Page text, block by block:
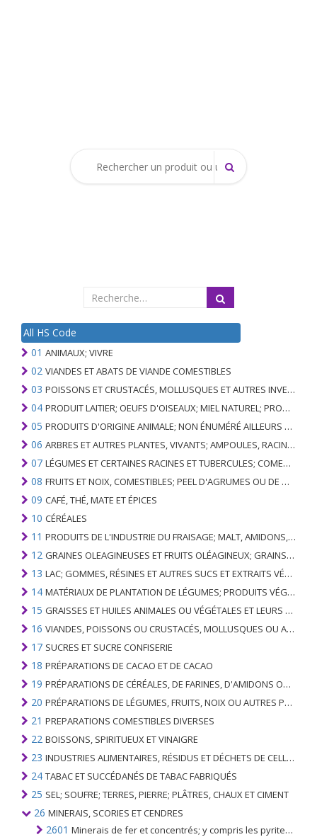
All HS Code
01 ANIMAUX; VIVRE
02 VIANDES ET ABATS DE VIANDE COMESTIBLES
03 POISSONS ET CRUSTACÉS, MOLLUSQUES ET AUTRES INVERTÉBRÉS AQUATIQUES
04 PRODUIT LAITIER; OEUFS D'OISEAUX; MIEL NATUREL; PRODUITS COMESTIBLES D'ORIGINE ANIMALE, NON ÉNUMÉRÉS AILLEURS OU INCLUS
05 PRODUITS D'ORIGINE ANIMALE; NON ÉNUMÉRÉ AILLEURS OU INCLUS
06 ARBRES ET AUTRES PLANTES, VIVANTS; AMPOULES, RACINES ET ANALOGUES; FLEURS COUPEES ET FEUILLAGE ORNEMENTAL
07 LÉGUMES ET CERTAINES RACINES ET TUBERCULES; COMESTIBLE
08 FRUITS ET NOIX, COMESTIBLES; PEEL D'AGRUMES OU DE MELONS
09 CAFÉ, THÉ, MATE ET ÉPICES
10 CÉRÉALES
11 PRODUITS DE L'INDUSTRIE DU FRAISAGE; MALT, AMIDONS, INULINE, GLUTEN DE BLÉ
12 GRAINES OLEAGINEUSES ET FRUITS OLÉAGINEUX; GRAINS DIVERS, GRAINES ET FRUITS, PLANTES INDUSTRIELLES OU MÉDICINALES; PAILLE ET FOURRAGE
13 LAC; GOMMES, RÉSINES ET AUTRES SUCS ET EXTRAITS VÉGÉTAUX
14 MATÉRIAUX DE PLANTATION DE LÉGUMES; PRODUITS VÉGÉTAUX NON DÉNOMMÉS NI COMPRIS AILLEURS
15 GRAISSES ET HUILES ANIMALES OU VÉGÉTALES ET LEURS PRODUITS DE CLIVAGE; GRAISSES ANIMALES PRÉPARÉES; CIRES ANIMALES OU VÉGÉTALES
16 VIANDES, POISSONS OU CRUSTACÉS, MOLLUSQUES OU AUTRES INVERTÉBRÉS AQUATIQUES; PRÉPARATIONS DE CELLES-CI
17 SUCRES ET SUCRE CONFISERIE
18 PRÉPARATIONS DE CACAO ET DE CACAO
19 PRÉPARATIONS DE CÉRÉALES, DE FARINES, D'AMIDONS OU DE LAIT; PRODUITS DE PATISSERIE
20 PRÉPARATIONS DE LÉGUMES, FRUITS, NOIX OU AUTRES PARTIES DE PLANTES
21 PREPARATIONS COMESTIBLES DIVERSES
22 BOISSONS, SPIRITUEUX ET VINAIGRE
23 INDUSTRIES ALIMENTAIRES, RÉSIDUS ET DÉCHETS DE CELLES-CI; FOURRAGE ANIMAL PRÉPARÉ
24 TABAC ET SUCCÉDANÉS DE TABAC FABRIQUÉS
25 SEL; SOUFRE; TERRES, PIERRE; PLÂTRES, CHAUX ET CIMENT
26 MINERAIS, SCORIES ET CENDRES
2601 Minerais de fer et concentrés; y compris les pyrites de fer grillées